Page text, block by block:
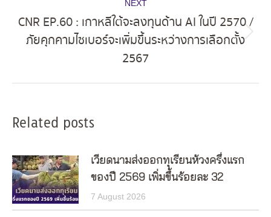
NEXT
Next
post:
CNR EP.60 : เกาหลีใต้จะลงทุนด้าน AI ในปี 2570 /
ภัยคุกคามไซเบอร์จะเพิ่มขึ้นระหว่างการเลือกตั้ง
2567
Related posts
เวียดนามส่งออกทุเรียนห้วงครึ่งแรก
ของปี 2569 เพิ่มขึ้นร้อยละ 32
7 August 2026